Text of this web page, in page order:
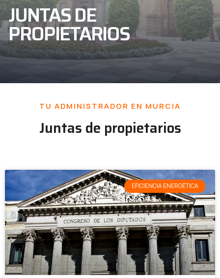
JUNTAS DE
PROPIETARIOS
TU ADMINISTRADOR EN MURCIA
Juntas de propietarios
EFICIENCIA ENERGÉTICA